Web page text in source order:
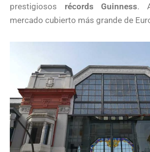
prestigiosos récords Guinness.
mercado cubierto más grande de